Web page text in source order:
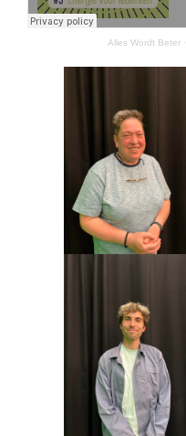
Alles Wordt Beter·